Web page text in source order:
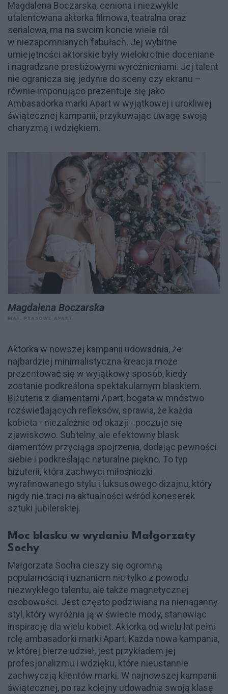
Magdalena Boczarska, ceniona i niezwykle
utalentowana aktorka filmowa, teatralna oraz
serialowa, ma na swoim koncie wiele ról
w niezapomnianych fabułach. Jej wybitne
umiejętności aktorskie były wielokrotnie doceniane
i nagradzane prestiżowymi wyróżnieniami. Jej talent
nie ogranicza się jedynie do sceny czy ekranu –
równie imponująco prezentuje się jako
Ambasadorka marki Apart w wyjątkowej i urokliwej
świątecznej kampanii, przykuwając uwagę swoją
charyzmą i wdziękiem.
Magdalena Boczarska
Aktorka w nowszej kampanii udowadnia, że
najbardziej minimalistyczna kreacja może
prezentować się w wyjątkowy sposób, kiedy
zostanie podkreślona spektakularnym blaskiem.
Biżuteria z diamentami Apart, bogata w mnóstwo
rozświetlających refleksów, sprawia, że każda
kobieta - niezależnie od okazji - poczuje się
zjawiskowo. Subtelny, ale efektowny blask
diamentów przyciąga spojrzenia, dodając pewności
siebie i podkreślając naturalne piękno. To typ
biżuterii, która zachwyci miłośniczki
wyrafinowanego stylu i luksusowego dizajnu, który
nigdy nie traci na aktualności wśród koneserek
sztuki jubilerskiej.
Moc blasku w wydaniu Małgorzaty
Sochy
Małgorzata Socha cieszy się ogromną
popularnością i uznaniem nie tylko z powodu
niezwykłego talentu, ale także magnetycznej
osobowości. Jest często podziwiana na nienaganny
styl, który wyróżnia ją w świecie mody, stanowiąc
inspirację dla wielu kobiet. Aktorka od wielu lat pełni
rolę ambasadorki marki Apart. Każda nowa kampania,
w której bierze udział, jest przykładem jej
profesjonalizmu i wdzięku, które nieustannie
zachwycają klientów marki. W najnowszej kampanii
świątecznej, po raz kolejny udowadnia swoją klasę